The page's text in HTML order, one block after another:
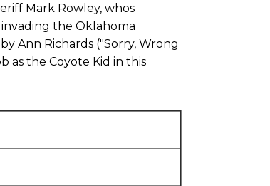
Mark Rowley, whos
the Oklahoma
Ann Richards ("Sorry, Wrong
as the Coyote Kid in this